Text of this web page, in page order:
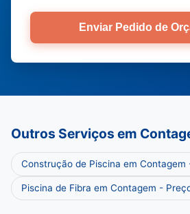
Enviar Pedido de
Outros Serviços em
Construção de Piscina em
Piscina de Fibra em Contagem -